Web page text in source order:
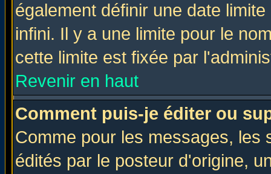
également définir une date
infini. Il y a une limite pour le
cette limite est fixée par
Revenir en haut
Comment puis-je éditer ou
Comme pour les messages, les
édités par le posteur d'origine,